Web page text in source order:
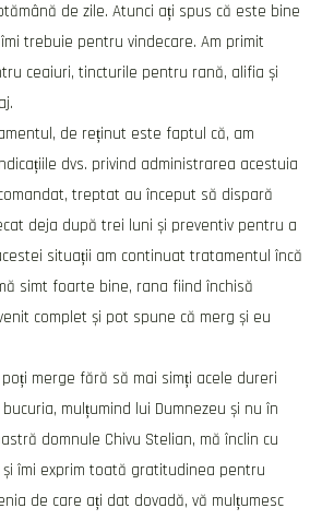
de zile. Atunci ați spus că este bine
trebuie pentru vindecare. Am primit
ceaiuri, tincturile pentru rană, alifia și
de reținut este faptul că, am
dvs. privind administrarea acestuia
treptat au început să dispară
deja după trei luni și preventiv pentru a
situații am continuat tratamentul încă
simt foarte bine, rana fiind închisă
complet și pot spune că merg și eu
merge fără să mai simți acele dureri
mulțumind lui Dumnezeu și nu în
domnule Chivu Stelian, mă înclin cu
îmi exprim toată gratitudinea pentru
de care ați dat dovadă, vă mulțumesc